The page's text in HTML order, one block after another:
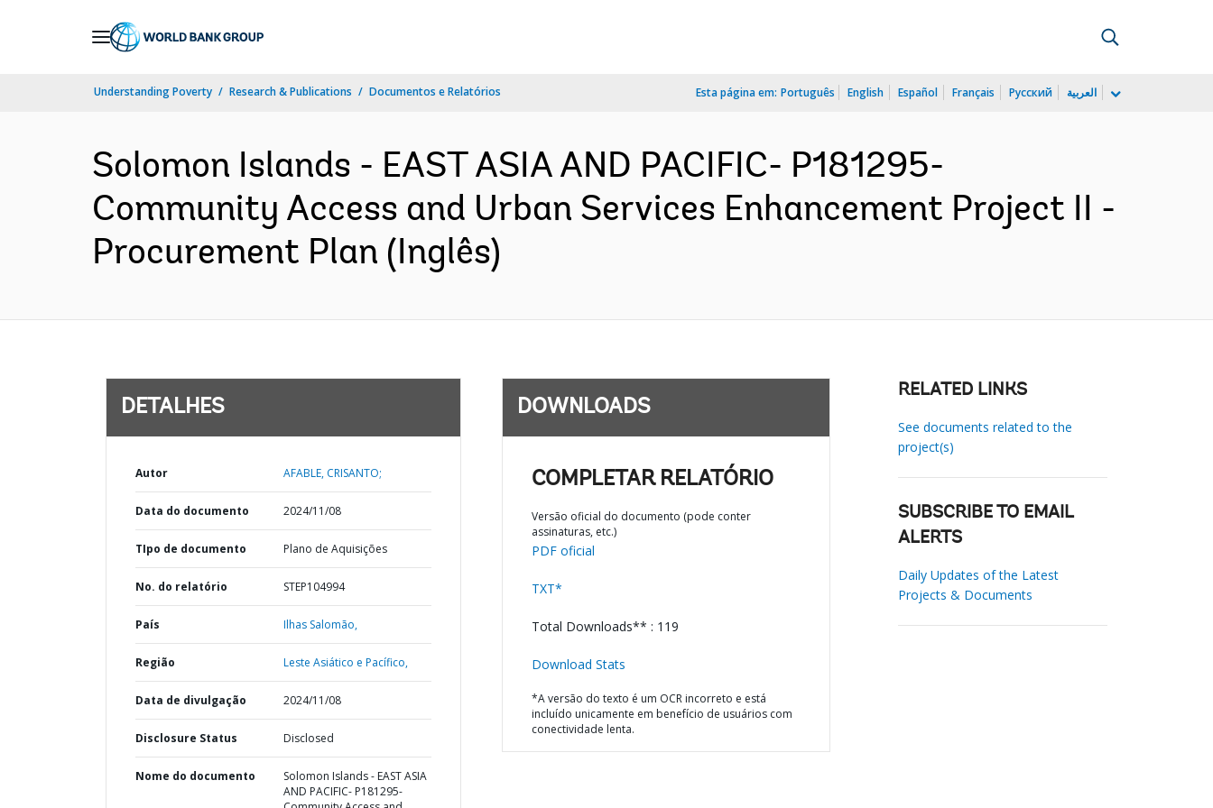
Understanding Poverty Research & Publications Documentos e Relatórios Esta página em: Português English Español Français Русский العربية
Solomon Islands - EAST ASIA AND PACIFIC- P181295-
Community Access and Urban Services Enhancement Project II -
Procurement Plan (Inglês)
DETALHES
Autor AFABLE, CRISANTO;
Data do documento 2024/11/08
TIpo de documento Plano de Aquisições
No. do relatório STEP104994
País Ilhas Salomão,
Região Leste Asiático e Pacífico,
Data de divulgação 2024/11/08
Disclosure Status Disclosed
Nome do documento
Solomon Islands - EAST ASIA
AND PACIFIC- P181295-
DOWNLOADS
COMPLETAR RELATÓRIO
Versão oficial do documento (pode conter
assinaturas, etc.)
PDF oficial
TXT*
Total Downloads** : 119
Download Stats
*A versão do texto é um OCR incorreto e está
incluído unicamente em benefício de usuários com
conectividade lenta.
RELATED LINKS
See documents related to the
project(s)
SUBSCRIBE TO EMAIL
ALERTS
Daily Updates of the Latest
Projects & Documents